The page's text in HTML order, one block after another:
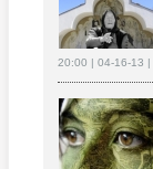
20:00 | 04-16-13 |